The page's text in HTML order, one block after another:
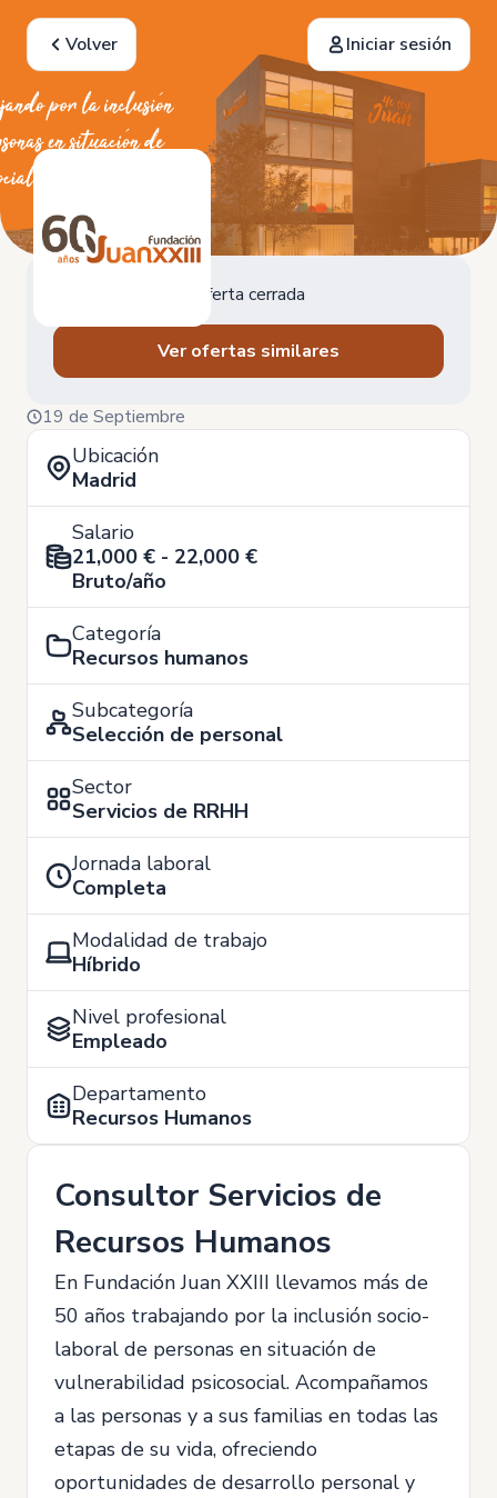
Volver Iniciar sesión
Oferta cerrada
Ver ofertas similares
19 de Septiembre
Ubicación
Madrid
Salario
21,000 € - 22,000 €
Bruto/año
Categoría
Recursos humanos
Subcategoría
Selección de personal
Sector
Servicios de RRHH
Jornada laboral
Completa
Modalidad de trabajo
Híbrido
Nivel profesional
Empleado
Departamento
Recursos Humanos
Consultor Servicios de
Recursos Humanos
En Fundación Juan XXIII llevamos más de
50 años trabajando por la inclusión socio-
laboral de personas en situación de
vulnerabilidad psicosocial. Acompañamos
a las personas y a sus familias en todas las
etapas de su vida, ofreciendo
oportunidades de desarrollo personal y